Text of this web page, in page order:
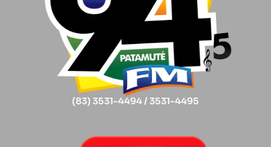
(83) 3531-4494 / 3531-4495